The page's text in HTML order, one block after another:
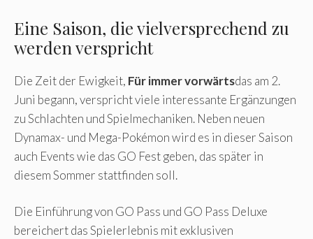
Eine Saison, die vielversprechend zu
werden verspricht
Die Zeit der Ewigkeit, Für immer vorwärtsdas am 2.
Juni begann, verspricht viele interessante Ergänzungen
zu Schlachten und Spielmechaniken. Neben neuen
Dynamax- und Mega-Pokémon wird es in dieser Saison
auch Events wie das GO Fest geben, das später in
diesem Sommer stattfinden soll.
Die Einführung von GO Pass und GO Pass Deluxe
bereichert das Spielerlebnis mit exklusiven